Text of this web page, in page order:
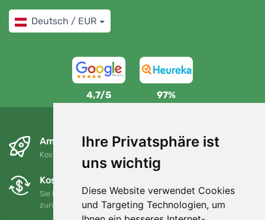
Ihre Privatsphäre ist
uns wichtig
Diese Website verwendet Cookies
und Targeting Technologien, um
Deutsch / EUR
4,7/5 97%
Am nächsten Tag und kostenlos
Kostenloser Versand für Bestellungen über 80 EUR
Kostenloser Umtausch und Rückgabe
Sie können Ihre Bestellung jederzeit innerhalb von 90 Tagen
zurückgeben oder umtauschen.